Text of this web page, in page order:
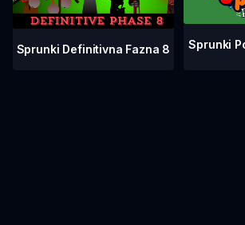
Sprunki Definitivna Fazna 8 Sprunki